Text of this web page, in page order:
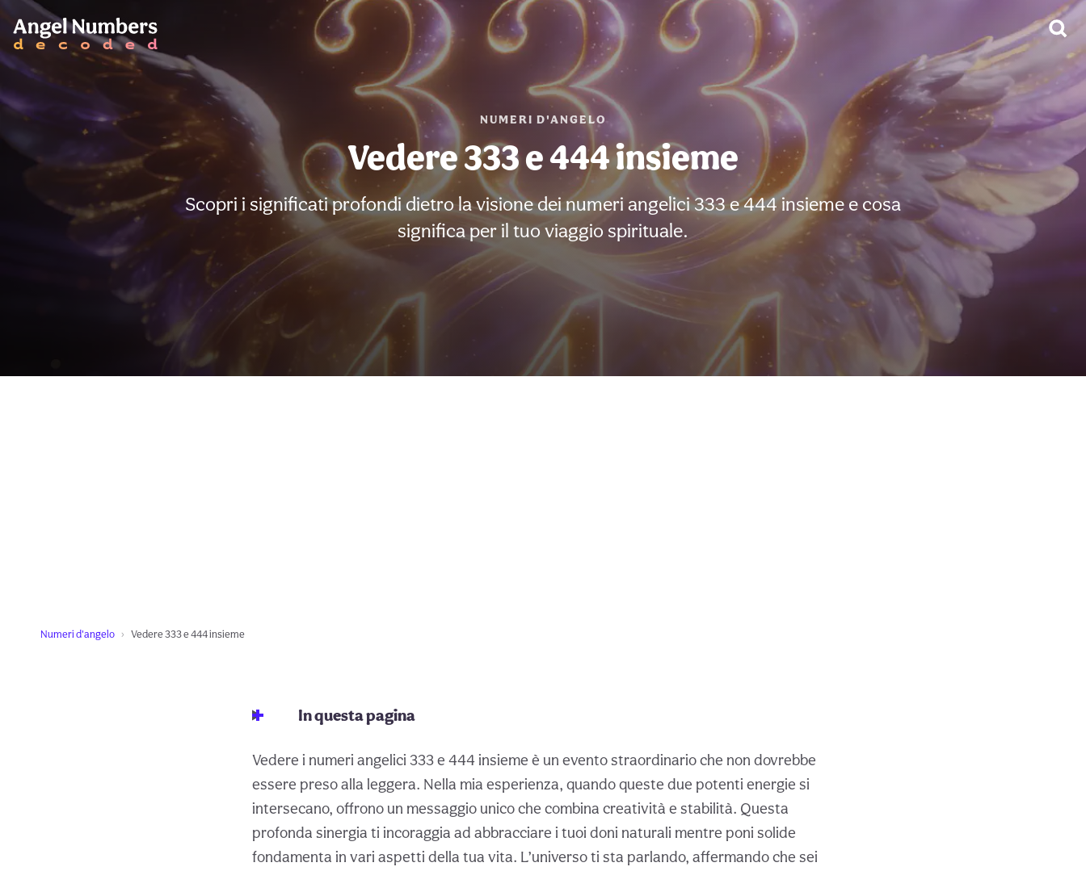
NUMERI D'ANGELO
Vedere 333 e 444 insieme
Scopri i significati profondi dietro la visione dei numeri angelici 333 e 444 insieme e cosa
significa per il tuo viaggio spirituale.
Numeri d'angelo Vedere 333 e 444 insieme
In questa pagina
Vedere i numeri angelici 333 e 444 insieme è un evento straordinario che non dovrebbe
essere preso alla leggera. Nella mia esperienza, quando queste due potenti energie si
intersecano, offrono un messaggio unico che combina creatività e stabilità. Questa
profonda sinergia ti incoraggia ad abbracciare i tuoi doni naturali mentre poni solide
fondamenta in vari aspetti della tua vita. L’universo ti sta parlando, affermando che sei